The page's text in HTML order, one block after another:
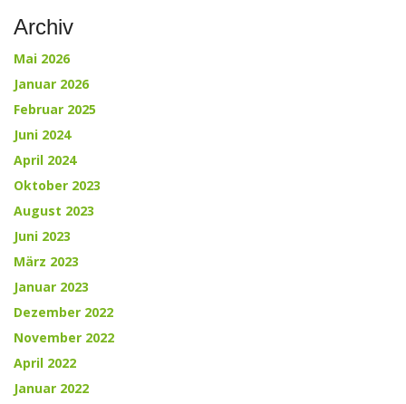
Archiv
Mai 2026
Januar 2026
Februar 2025
Juni 2024
April 2024
Oktober 2023
August 2023
Juni 2023
März 2023
Januar 2023
Dezember 2022
November 2022
April 2022
Januar 2022